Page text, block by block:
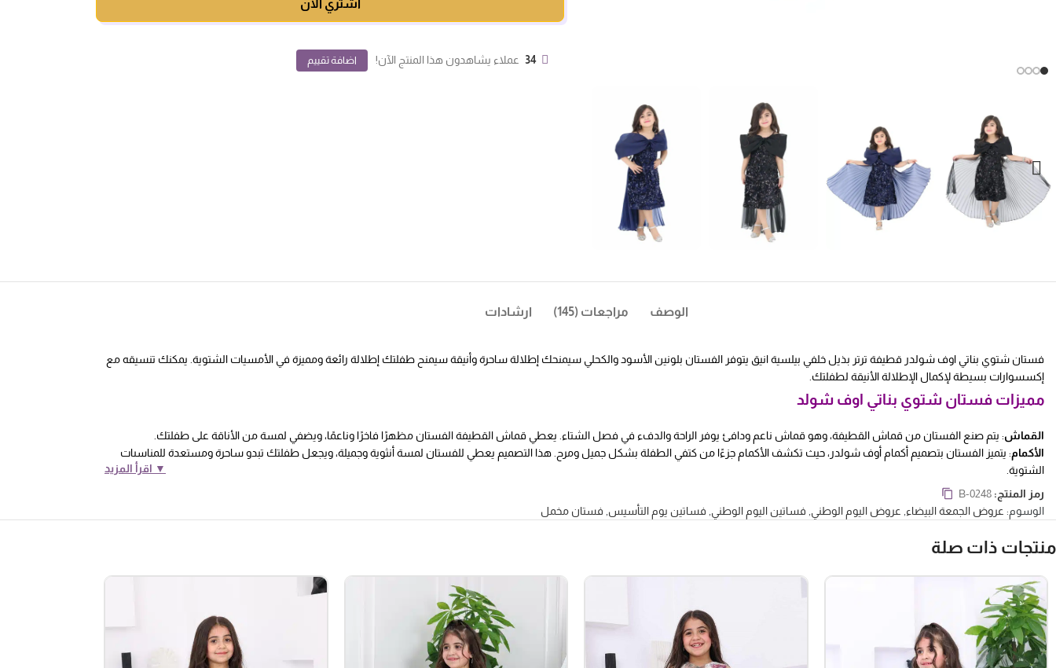
اشتري الان
34 عملاء يشاهدون هذا المنتج الآن! اضافة تقييم
الوصف مراجعات (145) ارشادات
فستان شتوي بناتي اوف شولدر قطيفة ترتر بذيل خلفي بيلسية انيق يتوفر الفستان بلونين الأسود والكحلي سيمنحك إطلالة ساحرة وأنيقة سيمنح طفلتك إطلالة رائعة ومميزة في الأمسيات الشتوية. يمكنك تنسيقه مع
إكسسوارات بسيطة لإكمال الإطلالة الأنيقة لطفلتك.
مميزات فستان شتوي بناتي اوف شولد
القماش
▼ اقرأ المزيد
: يتم صنع الفستان من قماش القطيفة، وهو قماش ناعم ودافئ يوفر الراحة والدفء في فصل الشتاء. يعطي قماش القطيفة الفستان مظهرًا فاخرًا وناعمًا، ويضفي لمسة من الأناقة على طفلتك.
الأكمام: يتميز الفستان بتصميم أكمام أوف شولدر، حيث تكشف الأكمام جزءًا من كتفي الطفلة بشكل جميل ومرح. هذا التصميم يعطي للفستان لمسة أنثوية وجميلة، ويجعل طفلتك تبدو ساحرة ومستعدة للمناسبات
الشتوية.
التفصيل
: يتم تزيين الفستان بتفاصيل من الترتر، والتي تعطي للفستان لمعانًا وبريقًا جميلًا. التفاصيل من الترتر منسقة على الصدر أو على الجزء العلوي من الفستان، مما يضفي لمسة من السحر والجمال على إطلالة
طفلتك.
الذيل: يتميز الفستان بذيل خلفي بيلسية، حيث يكون الجزء الخلفي من الفستان أطول من الجزء الأمامي. يعطي الذيل البيلسية لمسة من الأناقة والجمال، ويجعل طفلتك تبدو أنيقة وساحرة أثناء تحركها.
فساتين بناتي
رمز المنتج: B-0248
الوسوم: عروض الجمعة البيضاء عروض اليوم الوطني فساتين اليوم الوطني فساتين يوم التأسيس فستان مخمل
منتجات ذات صلة